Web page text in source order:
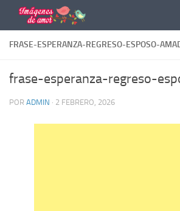
Saltar al contenido
FRASE-ESPERANZA-REGRESO-ESPOSO-
frase-esperanza-regreso-
POR ADMIN · 2 FEBRERO, 2026